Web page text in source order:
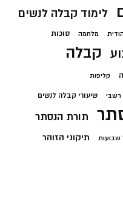
לימוד קבלה לנשים
מלחמה סוכות
קבלה
קליפות
רשבי שיעורי קבלה לנשים
תורת הנסתר
שבועות תיקוני הזוהר